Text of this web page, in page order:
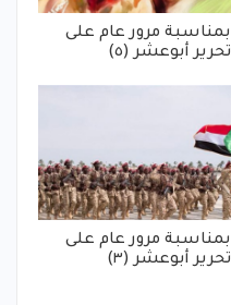
بمناسبة مرور عام على
تحرير أبوعشر (٥)
بمناسبة مرور عام على
تحرير أبوعشر (٣)